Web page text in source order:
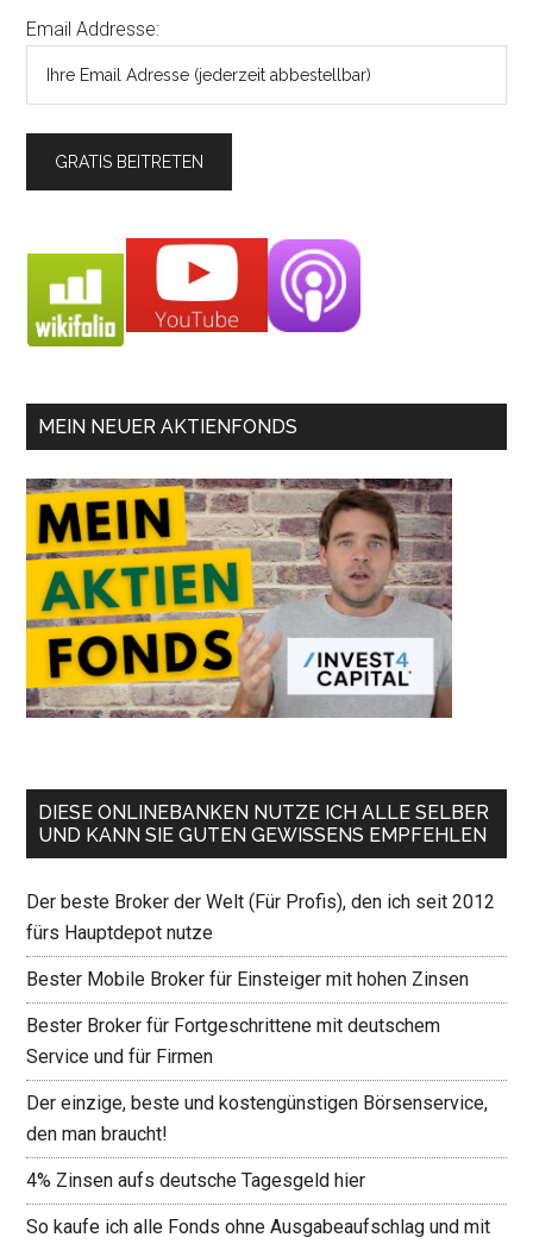
Email Addresse:
MEIN NEUER AKTIENFONDS
DIESE ONLINEBANKEN NUTZE ICH ALLE SELBER
UND KANN SIE GUTEN GEWISSENS EMPFEHLEN
Der beste Broker der Welt (Für Profis), den ich seit 2012
fürs Hauptdepot nutze
Bester Mobile Broker für Einsteiger mit hohen Zinsen
Bester Broker für Fortgeschrittene mit deutschem
Service und für Firmen
Der einzige, beste und kostengünstigen Börsenservice,
den man braucht!
4% Zinsen aufs deutsche Tagesgeld hier
So kaufe ich alle Fonds ohne Ausgabeaufschlag und mit